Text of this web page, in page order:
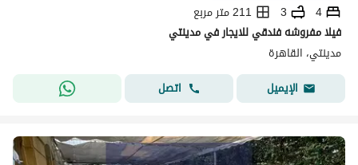
4
3
211 متر مربع
فيلا مفروشه فندقي للايجار في مدينتي
مدينتي، القاهرة
الإيميل
اتصل